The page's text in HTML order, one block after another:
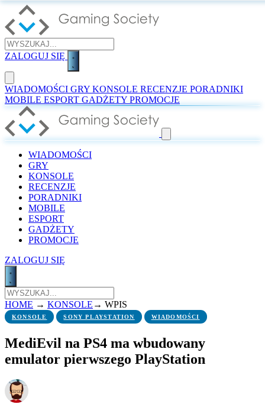
ZALOGUJ SIĘ
WIADOMOŚCI GRY KONSOLE RECENZJE PORADNIKI
MOBILE ESPORT GADŻETY PROMOCJE
WIADOMOŚCI
GRY
KONSOLE
RECENZJE
PORADNIKI
MOBILE
ESPORT
GADŻETY
PROMOCJE
ZALOGUJ SIĘ
HOME → KONSOLE → WPIS
KONSOLE SONY PLAYSTATION WIADOMOŚCI
MediEvil na PS4 ma wbudowany
emulator pierwszego PlayStation